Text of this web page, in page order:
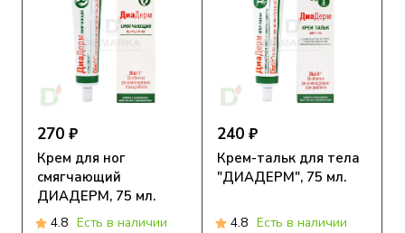
270 ₽
Крем для ног
смягчающий
ДИАДЕРМ, 75 мл.
4.8 Есть в наличии
240 ₽
Крем-тальк для тела
"ДИАДЕРМ", 75 мл.
4.8 Есть в наличии